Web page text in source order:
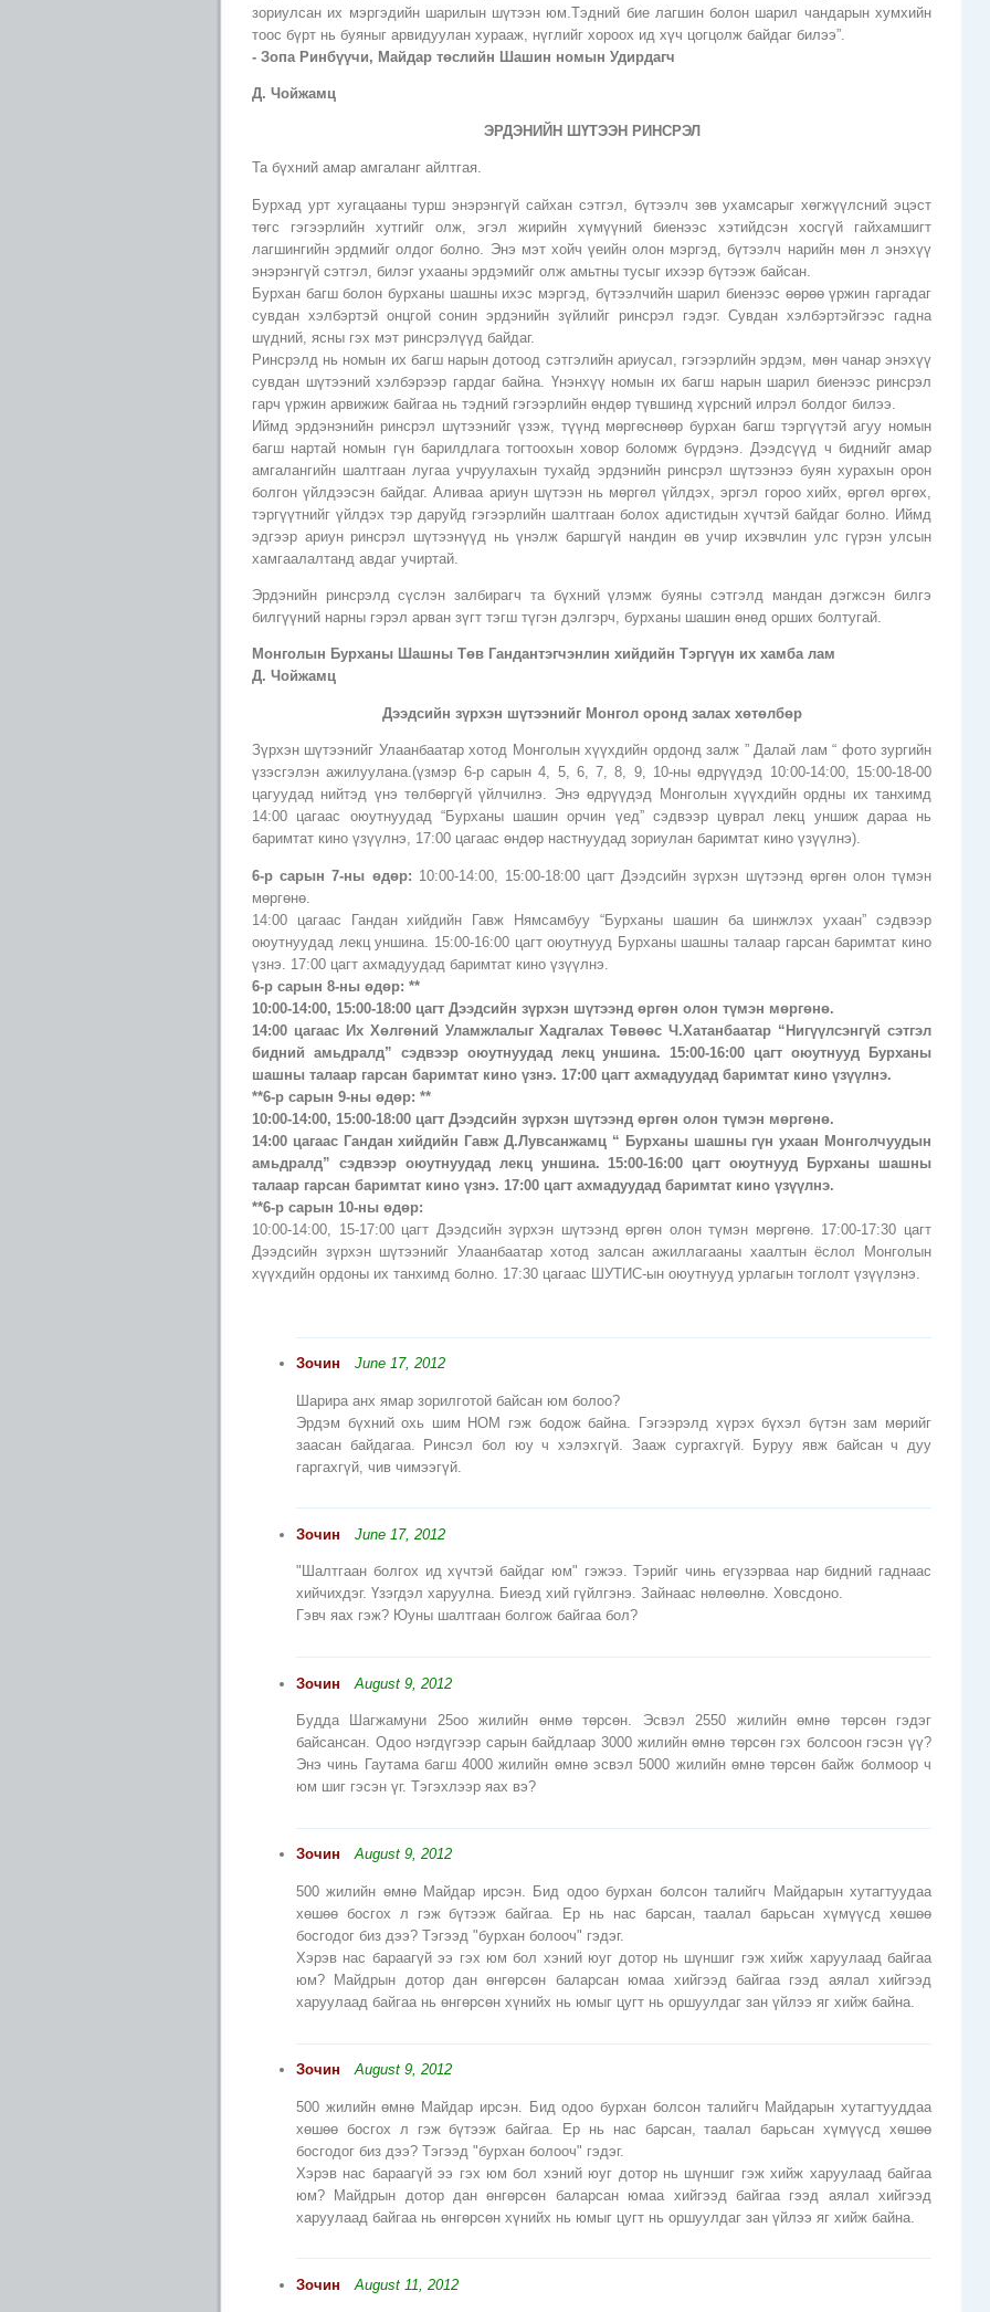
зориулсан их мэргэдийн шарилын шүтээн юм.Тэдний бие лагшин болон шарил чандарын хумхийн
тоос бүрт нь буяныг арвидуулан хурааж, нүглийг хороох ид хүч цогцолж байдаг билээ”.
- Зопа Ринбүүчи, Майдар төслийн Шашин номын Удирдагч
Д. Чойжамц
ЭРДЭНИЙН ШҮТЭЭН РИНСРЭЛ
Та бүхний амар амгаланг айлтгая.
Бурхад урт хугацааны турш энэрэнгүй сайхан сэтгэл, бүтээлч зөв ухамсарыг хөгжүүлсний эцэст
төгс гэгээрлийн хутгийг олж, эгэл жирийн хүмүүний биенээс хэтийдсэн хосгүй гайхамшигт
лагшингийн эрдмийг олдог болно. Энэ мэт хойч үеийн олон мэргэд, бүтээлч нарийн мөн л энэхүү
энэрэнгүй сэтгэл, билэг ухааны эрдэмийг олж амьтны тусыг ихээр бүтээж байсан.
Бурхан багш болон бурханы шашны ихэс мэргэд, бүтээлчийн шарил биенээс өөрөө үржин гаргадаг
сувдан хэлбэртэй онцгой сонин эрдэнийн зүйлийг ринсрэл гэдэг. Сувдан хэлбэртэйгээс гадна
шүдний, ясны гэх мэт ринсрэлүүд байдаг.
Ринсрэлд нь номын их багш нарын дотоод сэтгэлийн ариусал, гэгээрлийн эрдэм, мөн чанар энэхүү
сувдан шүтээний хэлбэрээр гардаг байна. Үнэнхүү номын их багш нарын шарил биенээс ринсрэл
гарч үржин арвижиж байгаа нь тэдний гэгээрлийн өндөр түвшинд хүрсний илрэл болдог билээ.
Иймд эрдэнэнийн ринсрэл шүтээнийг үзэж, түүнд мөргөснөөр бурхан багш тэргүүтэй агуу номын
багш нартай номын гүн барилдлага тогтоохын ховор боломж бүрдэнэ. Дээдсүүд ч биднийг амар
амгалангийн шалтгаан лугаа учруулахын тухайд эрдэнийн ринсрэл шүтээнээ буян хурахын орон
болгон үйлдээсэн байдаг. Аливаа ариун шүтээн нь мөргөл үйлдэх, эргэл гороо хийх, өргөл өргөх,
тэргүүтнийг үйлдэх тэр даруйд гэгээрлийн шалтгаан болох адистидын хүчтэй байдаг болно. Иймд
эдгээр ариун ринсрэл шүтээнүүд нь үнэлж баршгүй нандин өв учир ихэвчлин улс гүрэн улсын
хамгаалалтанд авдаг учиртай.
Эрдэнийн ринсрэлд сүслэн залбирагч та бүхний үлэмж буяны сэтгэлд мандан дэгжсэн билгэ
билгүүний нарны гэрэл арван зүгт тэгш түгэн дэлгэрч, бурханы шашин өнөд орших болтугай.
Монголын Бурханы Шашны Төв Гандантэгчэнлин хийдийн Тэргүүн их хамба лам
Д. Чойжамц
Дээдсийн зүрхэн шүтээнийг Монгол оронд залах хөтөлбөр
Зүрхэн шүтээнийг Улаанбаатар хотод Монголын хүүхдийн ордонд залж ” Далай лам “ фото зургийн
үзэсгэлэн ажилуулана.(үзмэр 6-р сарын 4, 5, 6, 7, 8, 9, 10-ны өдрүүдэд 10:00-14:00, 15:00-18-00
цагуудад нийтэд үнэ төлбөргүй үйлчилнэ. Энэ өдрүүдэд Монголын хүүхдийн ордны их танхимд
14:00 цагаас оюутнуудад “Бурханы шашин орчин үед” сэдвээр цуврал лекц уншиж дараа нь
баримтат кино үзүүлнэ, 17:00 цагаас өндөр настнуудад зориулан баримтат кино үзүүлнэ).
6-р сарын 7-ны өдөр: 10:00-14:00, 15:00-18:00 цагт Дээдсийн зүрхэн шүтээнд өргөн олон түмэн
мөргөнө.
14:00 цагаас Гандан хийдийн Гавж Нямсамбуу “Бурханы шашин ба шинжлэх ухаан” сэдвээр
оюутнуудад лекц уншина. 15:00-16:00 цагт оюутнууд Бурханы шашны талаар гарсан баримтат кино
үзнэ. 17:00 цагт ахмадуудад баримтат кино үзүүлнэ.
6-р сарын 8-ны өдөр: **
10:00-14:00, 15:00-18:00 цагт Дээдсийн зүрхэн шүтээнд өргөн олон түмэн мөргөнө.
14:00 цагаас Их Хөлгөний Уламжлалыг Хадгалах Төвөөс Ч.Хатанбаатар “Нигүүлсэнгүй сэтгэл
бидний амьдралд” сэдвээр оюутнуудад лекц уншина. 15:00-16:00 цагт оюутнууд Бурханы
шашны талаар гарсан баримтат кино үзнэ. 17:00 цагт ахмадуудад баримтат кино үзүүлнэ.
**6-р сарын 9-ны өдөр: **
10:00-14:00, 15:00-18:00 цагт Дээдсийн зүрхэн шүтээнд өргөн олон түмэн мөргөнө.
14:00 цагаас Гандан хийдийн Гавж Д.Лувсанжамц “ Бурханы шашны гүн ухаан Монголчуудын
амьдралд” сэдвээр оюутнуудад лекц уншина. 15:00-16:00 цагт оюутнууд Бурханы шашны
талаар гарсан баримтат кино үзнэ. 17:00 цагт ахмадуудад баримтат кино үзүүлнэ.
**6-р сарын 10-ны өдөр:
10:00-14:00, 15-17:00 цагт Дээдсийн зүрхэн шүтээнд өргөн олон түмэн мөргөнө. 17:00-17:30 цагт
Дээдсийн зүрхэн шүтээнийг Улаанбаатар хотод залсан ажиллагааны хаалтын ёслол Монголын
хүүхдийн ордоны их танхимд болно. 17:30 цагаас ШУТИС-ын оюутнууд урлагын тоглолт үзүүлэнэ.
Зочин June 17, 2012
Шарира анх ямар зорилготой байсан юм болоо?
Эрдэм бүхний охь шим НОМ гэж бодож байна. Гэгээрэлд хүрэх бүхэл бүтэн зам мөрийг
заасан байдагаа. Ринсэл бол юу ч хэлэхгүй. Зааж сургахгүй. Буруу явж байсан ч дуу
гаргахгүй, чив чимээгүй.
Зочин June 17, 2012
"Шалтгаан болгох ид хүчтэй байдаг юм" гэжээ. Тэрийг чинь егүзэрваа нар бидний гаднаас
хийчихдэг. Үзэгдэл харуулна. Биеэд хий гүйлгэнэ. Зайнаас нөлөөлнө. Ховсдоно.
Гэвч яах гэж? Юуны шалтгаан болгож байгаа бол?
Зочин August 9, 2012
Будда Шагжамуни 25оо жилийн өнмө төрсөн. Эсвэл 2550 жилийн өмнө төрсөн гэдэг
байсансан. Одоо нэгдүгээр сарын байдлаар 3000 жилийн өмнө төрсөн гэх болсоон гэсэн үү?
Энэ чинь Гаутама багш 4000 жилийн өмнө эсвэл 5000 жилийн өмнө төрсөн байж болмоор ч
юм шиг гэсэн үг. Тэгэхлээр яах вэ?
Зочин August 9, 2012
500 жилийн өмнө Майдар ирсэн. Бид одоо бурхан болсон талийгч Майдарын хутагтуудаа
хөшөө босгох л гэж бүтээж байгаа. Ер нь нас барсан, таалал барьсан хүмүүсд хөшөө
босгодог биз дээ? Тэгээд "бурхан болооч" гэдэг.
Хэрэв нас бараагүй ээ гэх юм бол хэний юуг дотор нь шүншиг гэж хийж харуулаад байгаа
юм? Майдрын дотор дан өнгөрсөн баларсан юмаа хийгээд байгаа гээд аялал хийгээд
харуулаад байгаа нь өнгөрсөн хүнийх нь юмыг цугт нь оршуулдаг зан үйлээ яг хийж байна.
Зочин August 9, 2012
500 жилийн өмнө Майдар ирсэн. Бид одоо бурхан болсон талийгч Майдарын хутагтууддаа
хөшөө босгох л гэж бүтээж байгаа. Ер нь нас барсан, таалал барьсан хүмүүсд хөшөө
босгодог биз дээ? Тэгээд "бурхан болооч" гэдэг.
Хэрэв нас бараагүй ээ гэх юм бол хэний юуг дотор нь шүншиг гэж хийж харуулаад байгаа
юм? Майдрын дотор дан өнгөрсөн баларсан юмаа хийгээд байгаа гээд аялал хийгээд
харуулаад байгаа нь өнгөрсөн хүнийх нь юмыг цугт нь оршуулдаг зан үйлээ яг хийж байна.
Зочин August 11, 2012